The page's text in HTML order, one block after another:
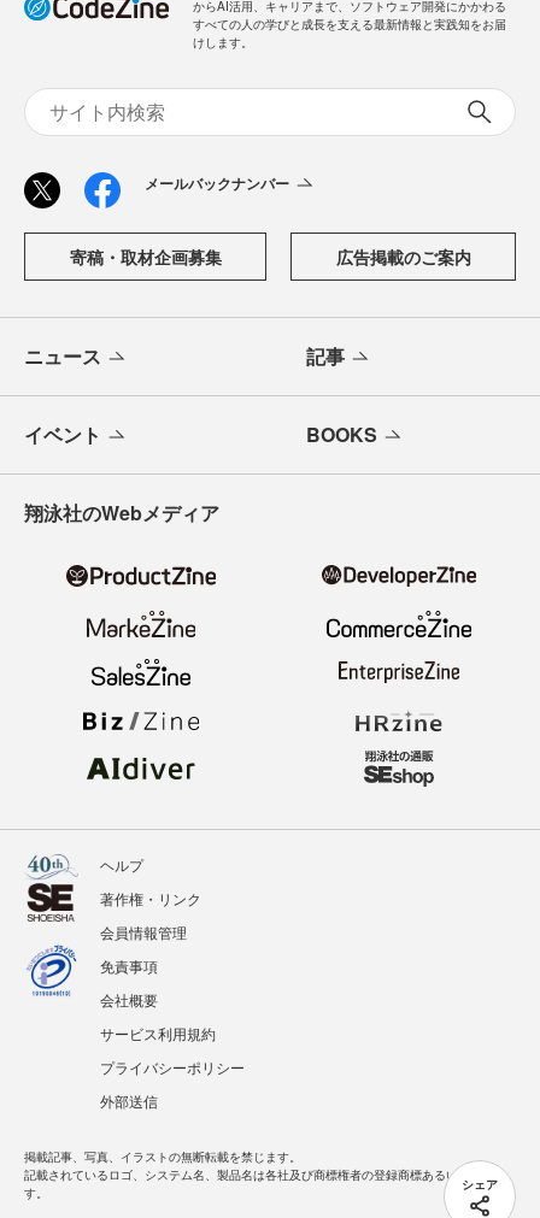
シェア
からAI活用、キャリアまで、ソフトウェア開発にかかわる
すべての人の学びと成長を支える最新情報と実践知をお届
けします。
メールバックナンバー
寄稿・取材企画募集 広告掲載のご案内
ニュース 記事
イベント BOOKS
翔泳社のWebメディア
ヘルプ
著作権・リンク
会員情報管理
免責事項
会社概要
サービス利用規約
プライバシーポリシー
外部送信
掲載記事、写真、イラストの無断転載を禁じます。
記載されているロゴ、システム名、製品名は各社及び商標権者の登録商標あるいは商標で
す。